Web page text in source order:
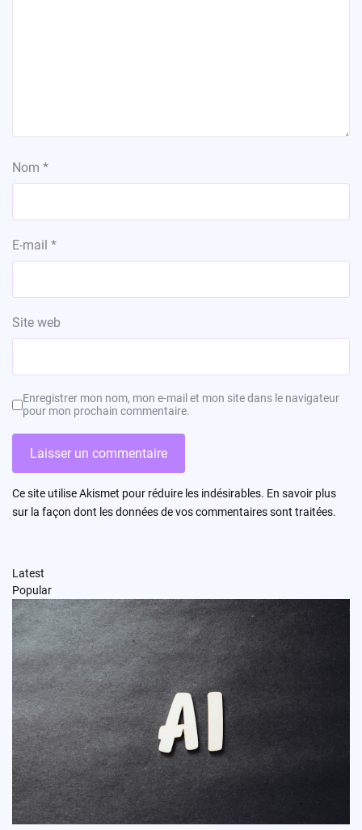
Nom *
E-mail *
Site web
Enregistrer mon nom, mon e-mail et mon site dans le navigateur
pour mon prochain commentaire.
Ce site utilise Akismet pour réduire les indésirables. En savoir plus
sur la façon dont les données de vos commentaires sont traitées.
Latest
Popular